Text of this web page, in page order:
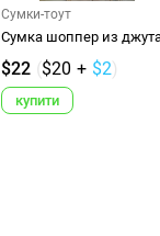
Сумки-тоут
Сумка шоппер из
$22 ($20 + $2)
купити